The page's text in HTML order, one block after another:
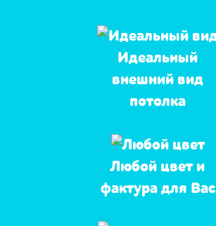
Идеальный
внешний вид
потолка
Любой цвет и
фактура для Вас